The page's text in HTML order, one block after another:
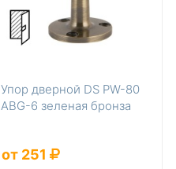
Упор дверной DS PW-80
ABG-6 зеленая бронза
от 251